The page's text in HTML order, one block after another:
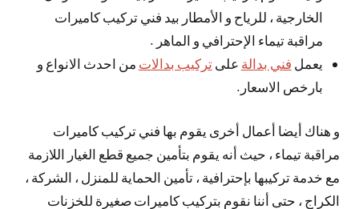
الخارجية ، للرياح و الأمطار بيد فني تركيب كاميرات
مراقبة تيماء الإحترافي و الماهر .
يعمل فني بدالة علىتركيب بدالات من احدث الانواع و
بارخص الاسعار.
و هناك أيضا أعمال أخرى يقوم بها فني تركيب كاميرات
مراقبة تيماء ، حيث أنه يقوم بتأمين جميع قطع الغيار اللازمة
مع خدمة تركيبها بإحترافية ، تأمين الحماية للمنزل ، الشركة ،
الكراج ، حتى أننا نقوم بتركيب كاميرات صغيرة للخزنات